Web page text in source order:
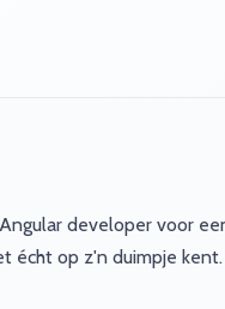
developer voor
écht op z'n duimpje kent.